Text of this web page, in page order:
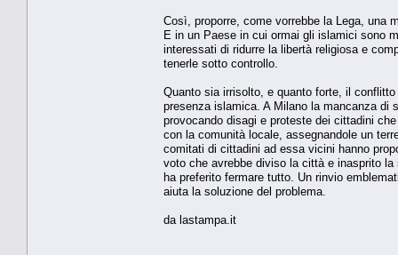
Così, proporre, come vorrebbe la Lega, una
E in un Paese in cui ormai gli islamici sono
interessati di ridurre la libertà religiosa e
tenerle sotto controllo.
Quanto sia irrisolto, e quanto forte, il
presenza islamica. A Milano la mancanza di
provocando disagi e proteste dei cittadini
con la comunità locale, assegnandole un
comitati di cittadini ad essa vicini hanno
voto che avrebbe diviso la città e inasprito
ha preferito fermare tutto. Un rinvio
aiuta la soluzione del problema.
da lastampa.it